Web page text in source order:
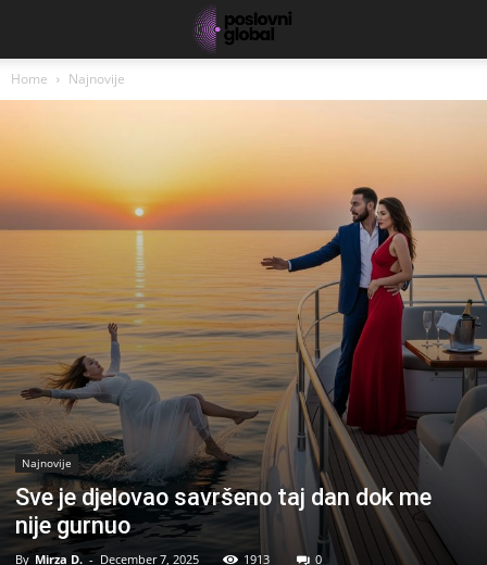
Home Najnovije
Najnovije
Sve je djelovao savršeno taj dan dok me
nije gurnuo
By Mirza D. - December 7, 2025 1913 0